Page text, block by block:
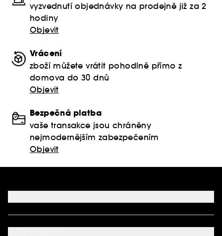
vyzvednutí objednávky na prodejně již za 2
hodiny
Objevit
Vrácení
zboží můžete vrátit pohodlně přímo z
domova do 30 dnů
Objevit
Bezpečná platba
vaše transakce jsou chráněny
nejmodernějším zabezpečením
Objevit
FAQ
Podmínky Nabídek